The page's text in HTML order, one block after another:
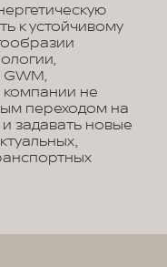
к устойчивому
не
переходом на
задавать новые